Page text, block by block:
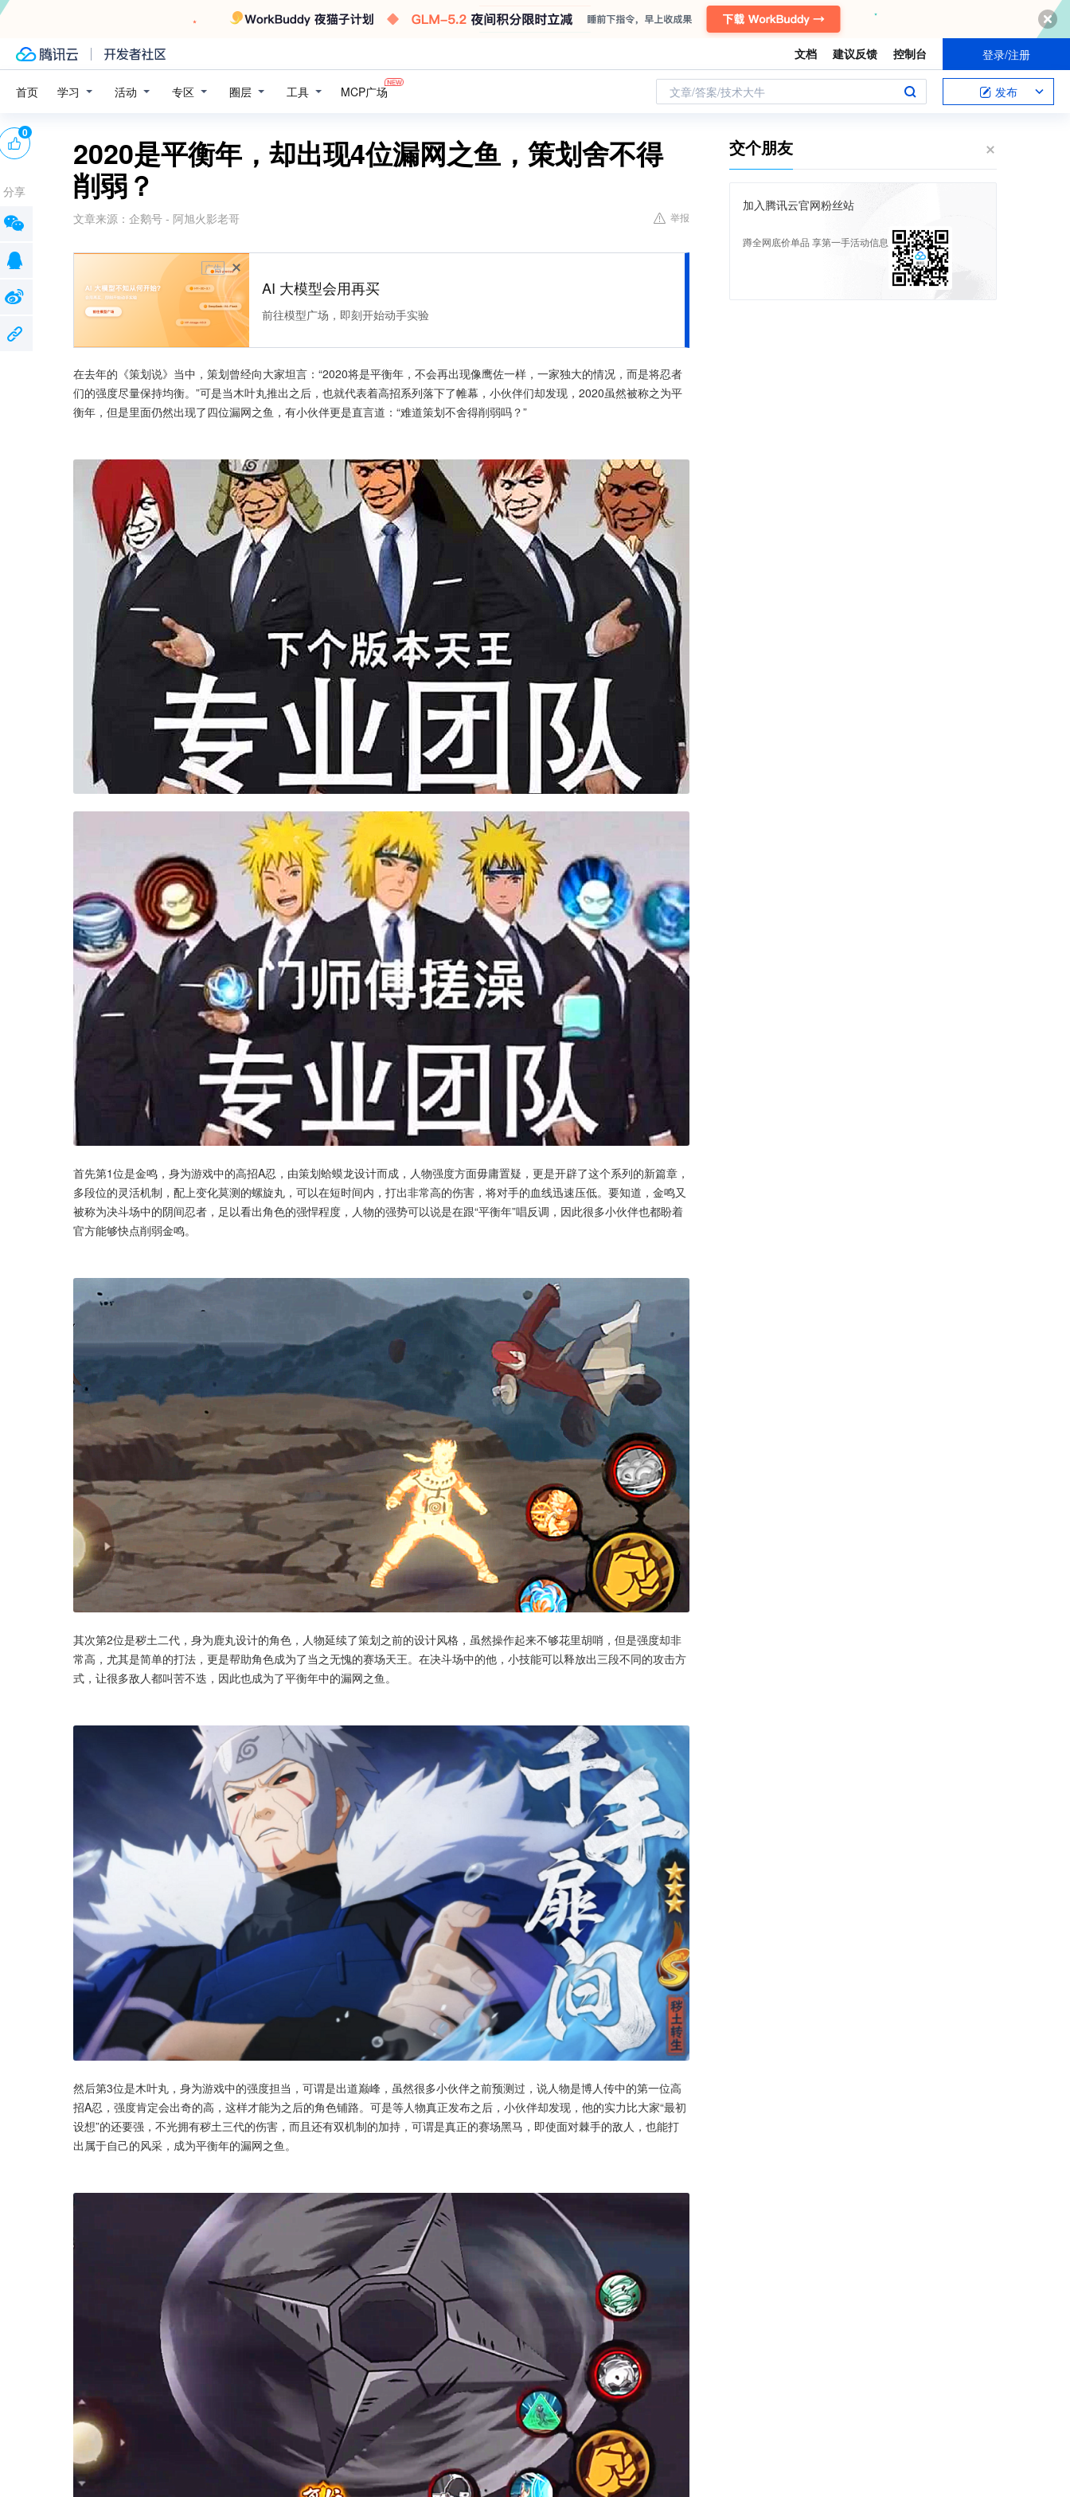
文档 建议反馈 控制台 登录/注册
首页 学习 活动 专区 圈层 工具 MCP广场 文章/答案/技术大牛 发布
2020是平衡年，却出现4位漏网之鱼，策划舍不得
削弱？
文章来源： 企鹅号 - 阿旭火影老哥 举报
广告
AI 大模型会用再买
前往模型广场，即刻开始动手实验
在去年的《策划说》当中，策划曾经向大家坦言：“2020将是平衡年，不会再出现像鹰佐一样，一家独大的情况，而是将忍者
们的强度尽量保持均衡。”可是当木叶丸推出之后，也就代表着高招系列落下了帷幕，小伙伴们却发现，2020虽然被称之为平
衡年，但是里面仍然出现了四位漏网之鱼，有小伙伴更是直言道：“难道策划不舍得削弱吗？”
首先第1位是金鸣，身为游戏中的高招A忍，由策划蛤蟆龙设计而成，人物强度方面毋庸置疑，更是开辟了这个系列的新篇章，
多段位的灵活机制，配上变化莫测的螺旋丸，可以在短时间内，打出非常高的伤害，将对手的血线迅速压低。要知道，金鸣又
被称为决斗场中的阴间忍者，足以看出角色的强悍程度，人物的强势可以说是在跟“平衡年”唱反调，因此很多小伙伴也都盼着
官方能够快点削弱金鸣。
其次第2位是秽土二代，身为鹿丸设计的角色，人物延续了策划之前的设计风格，虽然操作起来不够花里胡哨，但是强度却非
常高，尤其是简单的打法，更是帮助角色成为了当之无愧的赛场天王。在决斗场中的他，小技能可以释放出三段不同的攻击方
式，让很多敌人都叫苦不迭，因此也成为了平衡年中的漏网之鱼。
然后第3位是木叶丸，身为游戏中的强度担当，可谓是出道巅峰，虽然很多小伙伴之前预测过，说人物是博人传中的第一位高
招A忍，强度肯定会出奇的高，这样才能为之后的角色铺路。可是等人物真正发布之后，小伙伴却发现，他的实力比大家“最初
设想”的还要强，不光拥有秽土三代的伤害，而且还有双机制的加持，可谓是真正的赛场黑马，即使面对棘手的敌人，也能打
出属于自己的风采，成为平衡年的漏网之鱼。
0
分享
交个朋友
加入腾讯云官网粉丝站
蹲全网底价单品 享第一手活动信息